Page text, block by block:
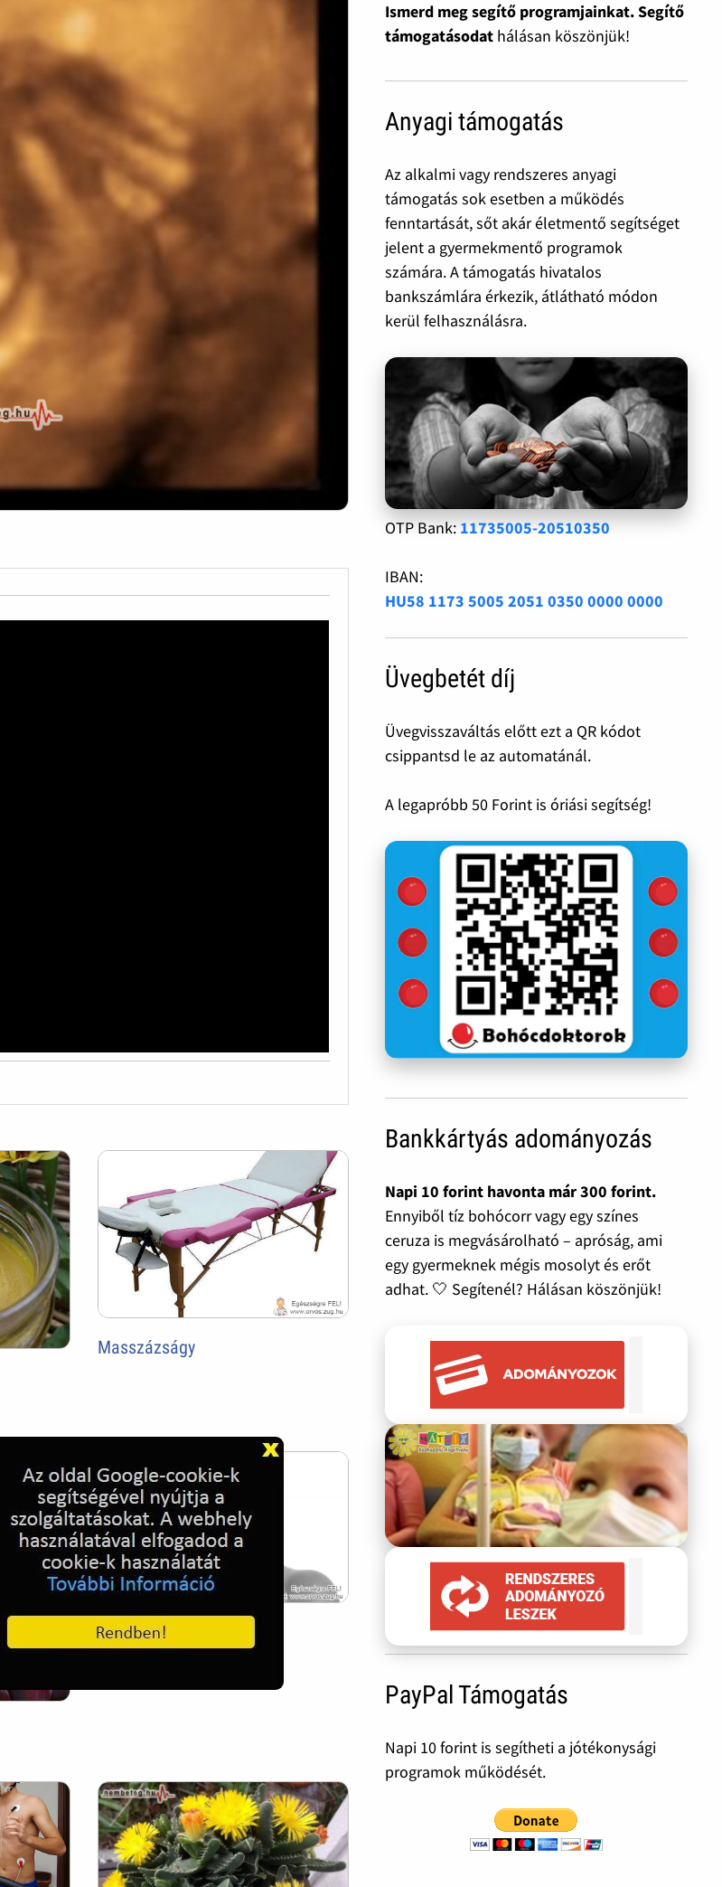
Masszázságy
Migrénes fejfájás
Ismerd meg segítő programjainkat. Segítő
támogatásodat hálásan köszönjük!
Anyagi támogatás
Az alkalmi vagy rendszeres anyagi
támogatás sok esetben a működés
fenntartását, sőt akár életmentő segítséget
jelent a gyermekmentő programok
számára. A támogatás hivatalos
bankszámlára érkezik, átlátható módon
kerül felhasználásra.
OTP Bank: 11735005-20510350
IBAN:
HU58 1173 5005 2051 0350 0000 0000
Üvegbetét díj
Üvegvisszaváltás előtt ezt a QR kódot
csippantsd le az automatánál.
A legapróbb 50 Forint is óriási segítség!
Bankkártyás adományozás
Napi 10 forint havonta már 300 forint.
Ennyiből tíz bohócorr vagy egy színes
ceruza is megvásárolható – apróság, ami
egy gyermeknek mégis mosolyt és erőt
adhat. 🤍 Segítenél? Hálásan köszönjük!
PayPal Támogatás
Napi 10 forint is segítheti a jótékonysági
programok működését.